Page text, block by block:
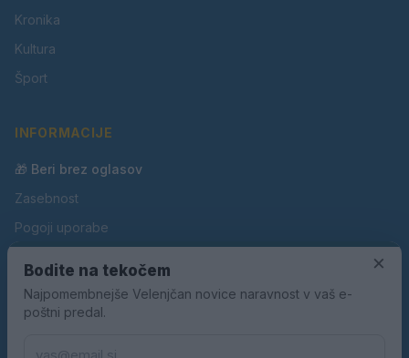
Kronika
Kultura
Šport
INFORMACIJE
🎁 Beri brez oglasov
Zasebnost
Pogoji uporabe
Oglaševanje
Kontakt
×
Bodite na tekočem
Najpomembnejše Velenjčan novice naravnost v vaš e-
poštni predal.